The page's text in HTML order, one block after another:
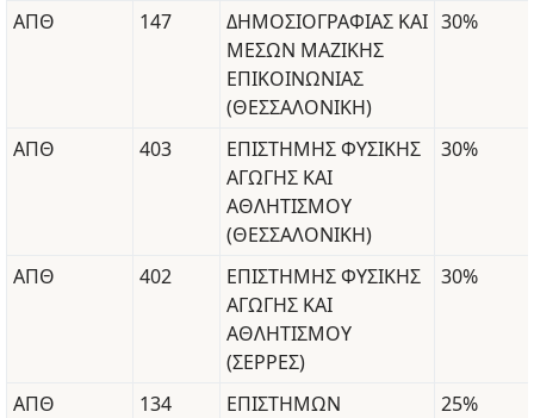
ΑΠΘ 147
ΔΗΜΟΣΙΟΓΡΑΦΙΑΣ ΚΑΙ
ΜΕΣΩΝ ΜΑΖΙΚΗΣ
ΕΠΙΚΟΙΝΩΝΙΑΣ
(ΘΕΣΣΑΛΟΝΙΚΗ)
30%
ΑΠΘ 403
ΕΠΙΣΤΗΜΗΣ ΦΥΣΙΚΗΣ
ΑΓΩΓΗΣ ΚΑΙ
ΑΘΛΗΤΙΣΜΟΥ
(ΘΕΣΣΑΛΟΝΙΚΗ)
30%
ΑΠΘ 402
ΕΠΙΣΤΗΜΗΣ ΦΥΣΙΚΗΣ
ΑΓΩΓΗΣ ΚΑΙ
ΑΘΛΗΤΙΣΜΟΥ
(ΣΕΡΡΕΣ)
30%
ΑΠΘ 134
ΕΠΙΣΤΗΜΩΝ
25%